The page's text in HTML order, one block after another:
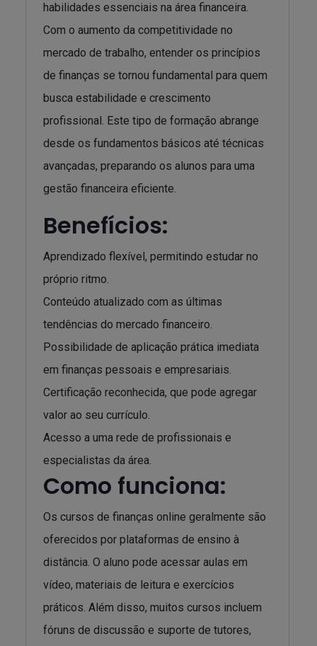
habilidades essenciais na área financeira.
Com o aumento da competitividade no
mercado de trabalho, entender os princípios
de finanças se tornou fundamental para quem
busca estabilidade e crescimento
profissional. Este tipo de formação abrange
desde os fundamentos básicos até técnicas
avançadas, preparando os alunos para uma
gestão financeira eficiente.
Benefícios:
Aprendizado flexível, permitindo estudar no
próprio ritmo.
Conteúdo atualizado com as últimas
tendências do mercado financeiro.
Possibilidade de aplicação prática imediata
em finanças pessoais e empresariais.
Certificação reconhecida, que pode agregar
valor ao seu currículo.
Acesso a uma rede de profissionais e
especialistas da área.
Como funciona:
Os cursos de finanças online geralmente são
oferecidos por plataformas de ensino à
distância. O aluno pode acessar aulas em
vídeo, materiais de leitura e exercícios
práticos. Além disso, muitos cursos incluem
fóruns de discussão e suporte de tutores,